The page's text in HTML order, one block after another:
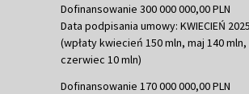
Dofinansowanie 300 000 000,00 PLN
Data podpisania umowy: KWIECIEŃ 2025
(wpłaty kwiecień 150 mln, maj 140 mln,
czerwiec 10 mln)
Dofinansowanie 170 000 000,00 PLN